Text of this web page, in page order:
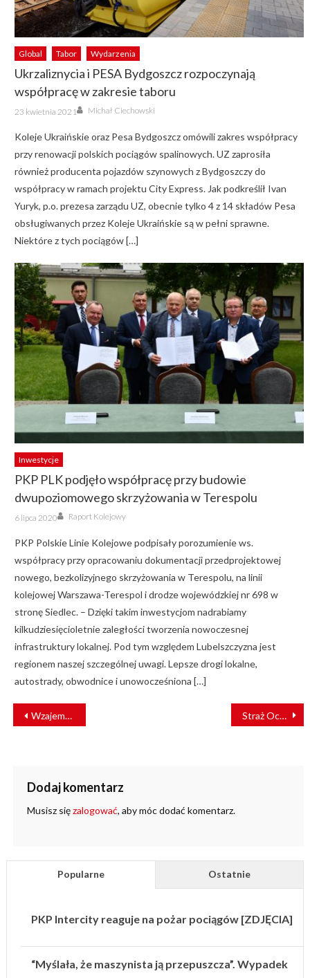
Global Tabor Wydarzenia
Ukrzaliznycia i PESA Bydgoszcz rozpoczynają
współpracę w zakresie taboru
Posted
on
23 kwietnia 2021 Author
Michał Ciechowski
Koleje Ukraińskie oraz Pesa Bydgoszcz omówili zakres współpracy
przy renowacji polskich pociągów spalinowych. UZ zaprosiła
również producenta pojazdów szynowych z Bydgoszczy do
współpracy w ramach projektu City Express. Jak podkreślił Ivan
Yuryk, p.o. prezesa zarządu UZ, obecnie tylko 4 z 14 składów Pesa
obsługiwanych przez Koleje Ukraińskie są w pełni sprawne.
Niektóre z tych pociągów […]
Inwestycje
PKP PLK podjęło współpracę przy budowie
dwupoziomowego skrzyżowania w Terespolu
Posted
on
6 lipca 2020 Author
Raport Kolejowy
PKP Polskie Linie Kolejowe podpisały porozumienie ws.
współpracy przy opracowaniu dokumentacji przedprojektowej
nowego, bezkolizyjnego skrzyżowania w Terespolu, na linii
kolejowej Warszawa-Terespol i drodze wojewódzkiej nr 698 w
stronę Siedlec. – Dzięki takim inwestycjom nadrabiamy
kilkudziesięcioletnie zaległości tworzenia nowoczesnej
infrastruktury lokalnej. Pod tym względem Lubelszczyzna jest
regionem naszej szczególnej uwagi. Lepsze drogi lokalne,
autostrady, obwodnice i unowocześniona […]
NAWIGACJA
WPISU
Wzajemne honorowanie biletów w pociągach KM i PKP Intercity Straż Ochrony Kolei ma 103 lata
Dodaj komentarz
Musisz sięzalogować, aby móc dodać komentarz.
Popularne Ostatnie
PKP Intercity reaguje na pożar pociągów [ZDJĘCIA]
“Myślała, że maszynista ją przepuszcza”. Wypadek